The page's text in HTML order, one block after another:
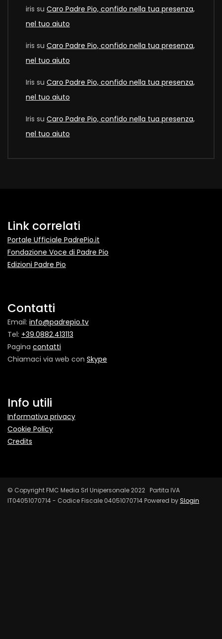
iris su Caro Padre Pio, confido nella tua presenza,
nel tuo aiuto
iris su Caro Padre Pio, confido nella tua presenza,
nel tuo aiuto
Iris su Caro Padre Pio, confido nella tua presenza,
nel tuo aiuto
Iris su Caro Padre Pio, confido nella tua presenza,
nel tuo aiuto
Link correlati
Portale Ufficiale PadrePio.it
Fondazione Voce di Padre Pio
Edizioni Padre Pio
Contatti
Email: info@padrepio.tv
Tel: +39.0882.413113
Pagina contatti
Chiamaci via web con Skype
Info utili
Informativa privacy
Cookie Policy
Credits
© Copyright FMC Media Srl Unipersonale 2022 Partita IVA
IT04051070714 - Codice Fiscale 04051070714 Powered bySlogin